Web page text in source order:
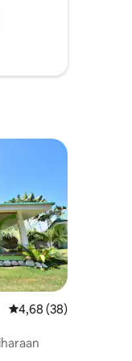
Nilai rata-rata 4,68
4,68 (38)